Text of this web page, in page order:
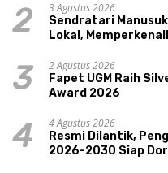
2
3 Agustus 2026
Sendratari
Lokal,
3
2 Agustus 2026
Fapet UGM Raih
Award 2026
4
4 Agustus 2026
Resmi Dilantik,
2026-2030 Siap